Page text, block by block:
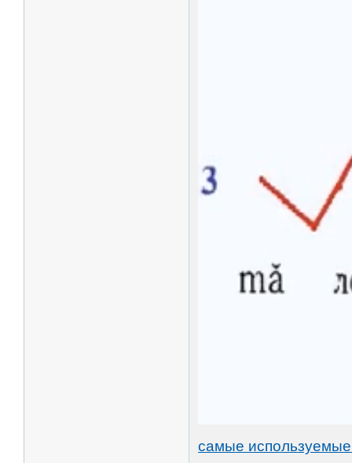
самые используемые